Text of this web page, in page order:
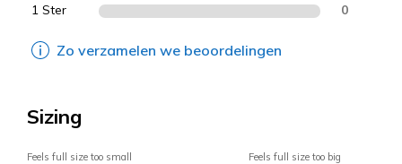
1 Ster 0
Zo verzamelen we beoordelingen
Sizing
Feels full size too small Feels full size too big